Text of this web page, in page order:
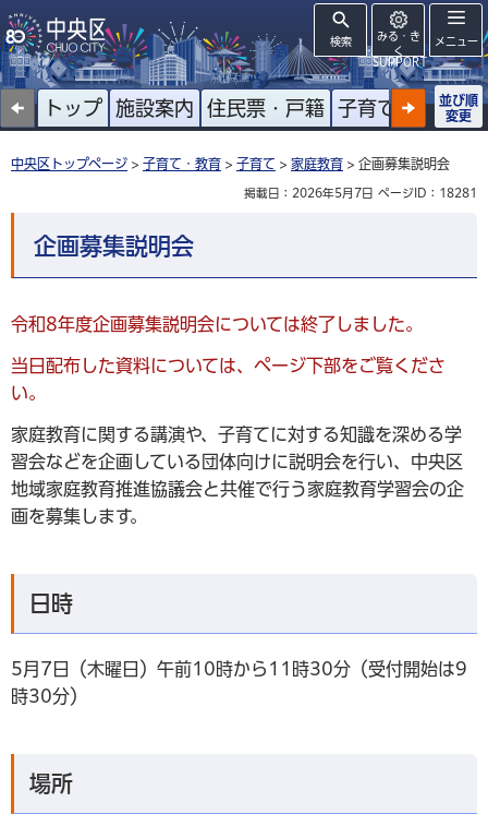
検索
みる・き
く
SUPPORT
メニュー
トップ 施設案内 住民票・戸籍 子育て 高齢者
並び順
変更
中央区トップページ > 子育て・教育 > 子育て > 家庭教育 > 企画募集説明会
掲載日：2026年5月7日 ページID：18281
企画募集説明会
令和8年度企画募集説明会については終了しました。
当日配布した資料については、ページ下部をご覧くださ
い。
家庭教育に関する講演や、子育てに対する知識を深める学
習会などを企画している団体向けに説明会を行い、中央区
地域家庭教育推進協議会と共催で行う家庭教育学習会の企
画を募集します。
日時
5月7日（木曜日）午前10時から11時30分（受付開始は9
時30分）
場所